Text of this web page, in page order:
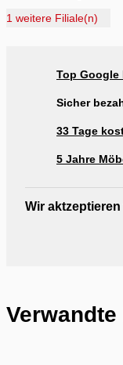
Ausstellung Rogg
Ausstellung
1 weitere Filiale(n)
Top Google
Sicher
33 Tage
5 Jahre
Wir